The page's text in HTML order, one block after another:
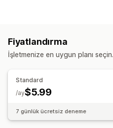
Fiyatlandırma
İşletmenize en uygun planı seçin.
Standard
$5.99
/ay
7 günlük ücretsiz deneme